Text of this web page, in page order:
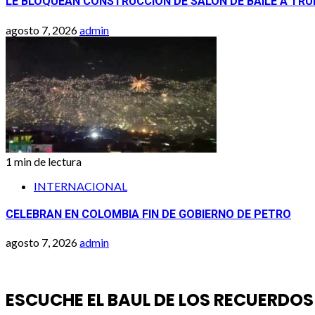
agosto 7, 2026admin
1 min de lectura
INTERNACIONAL
CELEBRAN EN COLOMBIA FIN DE GOBIERNO DE PETRO
agosto 7, 2026admin
ESCUCHE EL BAUL DE LOS RECUERDOS